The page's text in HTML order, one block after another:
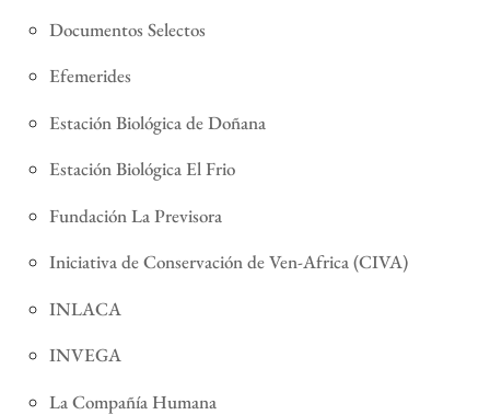
Documentos Selectos
Efemerides
Estación Biológica de Doñana
Estación Biológica El Frio
Fundación La Previsora
Iniciativa de Conservación de Ven-Africa (CIVA)
INLACA
INVEGA
La Compañía Humana